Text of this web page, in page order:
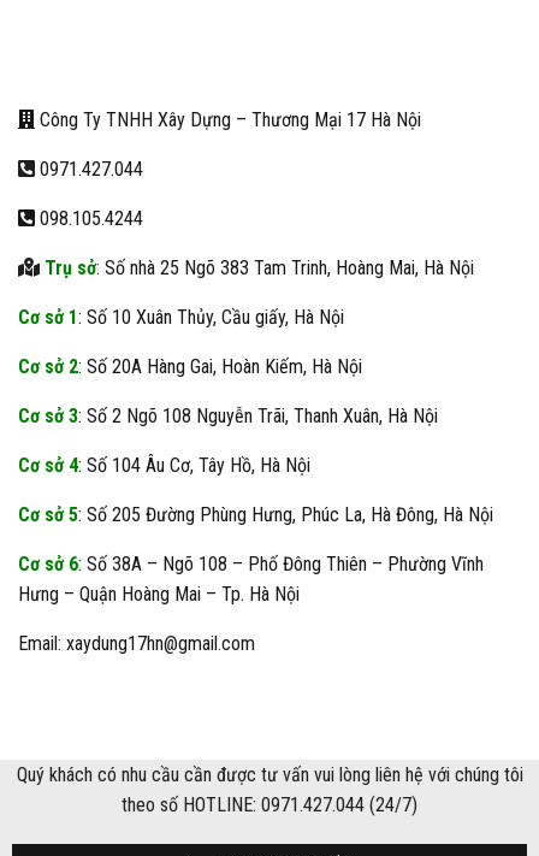
Công Ty TNHH Xây Dựng – Thương Mại 17 Hà Nội
0971.427.044
098.105.4244
Trụ sở: Số nhà 25 Ngõ 383 Tam Trinh, Hoàng Mai, Hà Nội
Cơ sở 1: Số 10 Xuân Thủy, Cầu giấy, Hà Nội
Cơ sở 2: Số 20A Hàng Gai, Hoàn Kiếm, Hà Nội
Cơ sở 3: Số 2 Ngõ 108 Nguyễn Trãi, Thanh Xuân, Hà Nội
Cơ sở 4: Số 104 Âu Cơ, Tây Hồ, Hà Nội
Cơ sở 5: Số 205 Đường Phùng Hưng, Phúc La, Hà Đông, Hà Nội
Cơ sở 6: Số 38A – Ngõ 108 – Phố Đông Thiên – Phường Vĩnh
Hưng – Quận Hoàng Mai – Tp. Hà Nội
Email: xaydung17hn@gmail.com
Quý khách có nhu cầu cần được tư vấn vui lòng liên hệ với chúng tôi
theo số HOTLINE: 0971.427.044 (24/7)